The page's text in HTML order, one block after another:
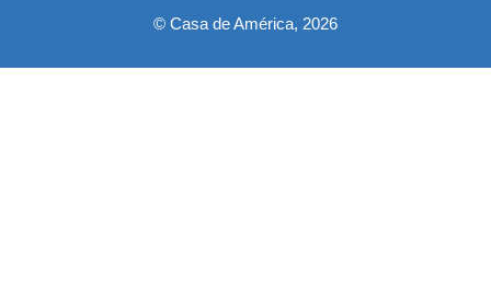
© Casa de América, 2026